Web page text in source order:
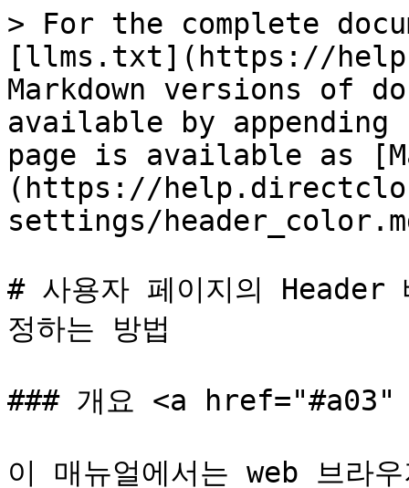
> For the complete
[llms.txt](https://
Markdown versions of
available by
page is available as
(https://
settings/
# 사용자 페이지의 Header
정하는 방법
### 개요 <a
이 매뉴얼에서는 web 브라